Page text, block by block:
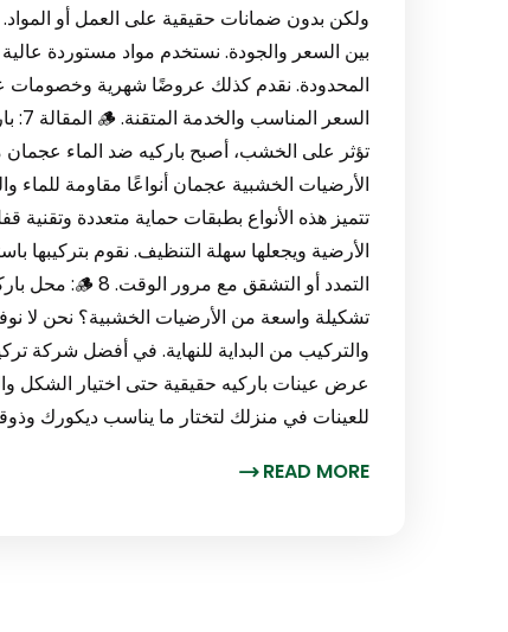
ولكن بدون ضمانات حقيقية على العمل أو
بين السعر والجودة. نستخدم مواد مستوردة
المحدودة. نقدم كذلك عروضًا شهرية وخصومات
تؤثر على الخشب، أصبح باركيه ضد الماء
الأرضيات الخشبية عجمان أنواعًا مقاومة للماء
تتميز هذه الأنواع بطبقات حماية متعددة
الأرضية ويجعلها سهلة التنظيف. نقوم بتركيبها
التمدد أو
تشكيلة واسعة من الأرضيات الخشبية؟ نحن لا
والتركيب من البداية للنهاية. في أفضل شركة
عرض عينات باركيه حقيقية حتى اختيار الشكل
للعينات في منزلك لتختار ما يناسب ديكورك وذوقك بدقة.
READ MORE